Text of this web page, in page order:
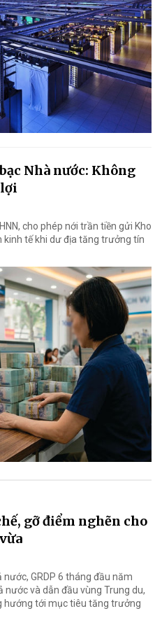
Nhà nước: Không
cho phép nới trần tiền gửi Kho
kinh tế khi dư địa tăng trưởng tín
gỡ điểm nghẽn cho
GRDP 6 tháng đầu năm
nước và dẫn đầu vùng Trung du,
hướng tới mục tiêu tăng trưởng